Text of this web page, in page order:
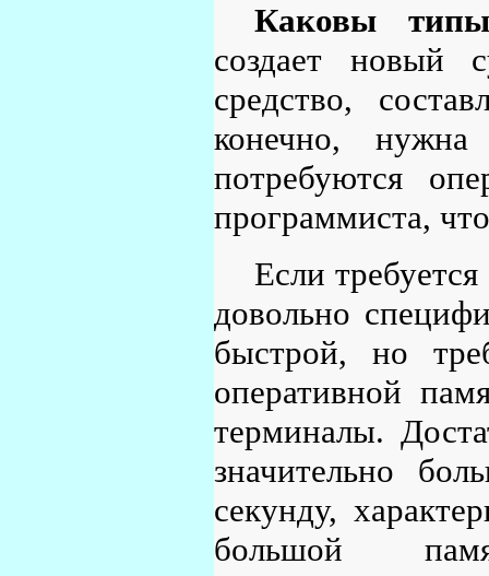
Каковы
создает новый
средство,
конечно,
потребуются
программиста,
Если
довольно
быстрой, но
оперативной
терминалы.
значительно
секунду,
большой